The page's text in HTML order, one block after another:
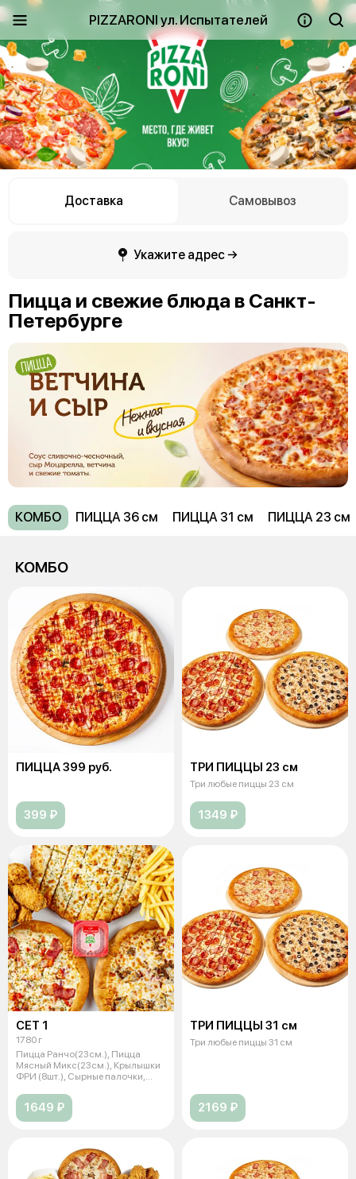
PIZZARONI ул. Испытателей
Доставка Самовывоз
Укажите адрес →
Пицца и свежие блюда в Санкт-
Петербурге
КОМБО ПИЦЦА 36 см ПИЦЦА 31 см ПИЦЦА 23 см
КОМБО
ПИЦЦА 399 руб.
399 ₽
ТРИ ПИЦЦЫ 23 см
Три любые пиццы 23 см
1349 ₽
СЕТ 1
1780 г
Пицца Ранчо(23см.), Пицца
Мясный Микс(23см.), Крылышки
ФРИ (8шт.), Сырные палочки,
1649 ₽
ТРИ ПИЦЦЫ 31 см
Три любые пиццы 31 см
2169 ₽